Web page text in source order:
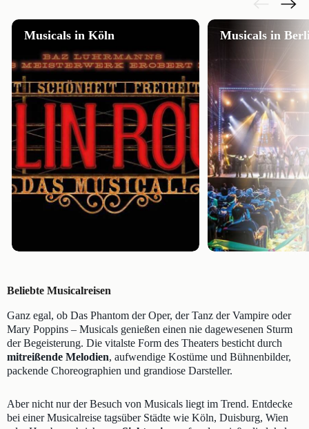
Musicals in Köln Musicals in
Beliebte Musicalreisen
Ganz egal, ob Das Phantom der Oper, der Tanz der Vampire oder
Mary Poppins – Musicals genießen einen nie dagewesenen Sturm
der Begeisterung. Die vitalste Form des Theaters besticht durch
mitreißende Melodien, aufwendige Kostüme und Bühnenbilder,
packende Choreographien und grandiose Darsteller.
Aber nicht nur der Besuch von Musicals liegt im Trend. Entdecke
bei einer Musicalreise tagsüber Städte wie Köln, Duisburg, Wien